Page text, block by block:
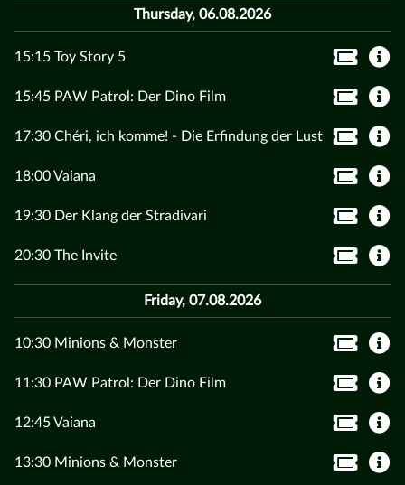
Thursday, 06.08.2026
15:15 Toy Story 5
15:45 PAW Patrol: Der Dino Film
17:30 Chéri, ich komme! - Die Erfindung der Lust
18:00 Vaiana
19:30 Der Klang der Stradivari
20:30 The Invite
Friday, 07.08.2026
10:30 Minions & Monster
11:30 PAW Patrol: Der Dino Film
12:45 Vaiana
13:30 Minions & Monster